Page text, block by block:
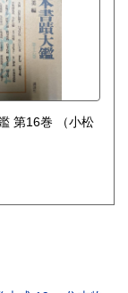
第16巻
（小松